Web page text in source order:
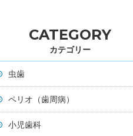
CATEGORY
カテゴリー
虫歯
ペリオ（歯周病）
小児歯科